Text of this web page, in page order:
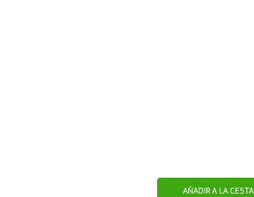
AÑADIR A LA CESTA